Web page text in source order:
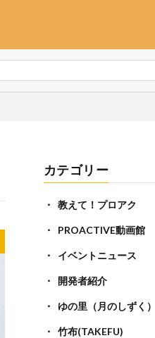
カテゴリー
教えて！プロアク
PROACTIVE動画館
イベントニュース
開発者紹介
ゆの里（月のしずく）
竹布(TAKEFU)